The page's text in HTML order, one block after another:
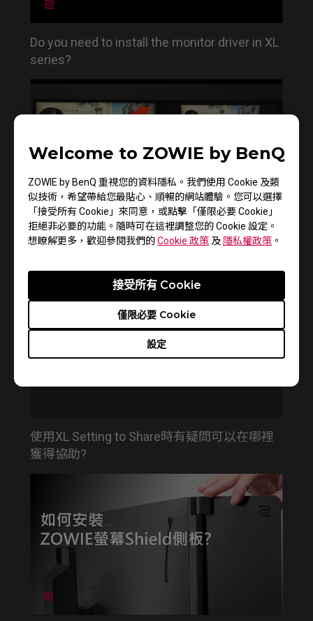
Welcome to ZOWIE by BenQ
ZOWIE by BenQ 重視您的資料隱私。我們使用 Cookie 及類
似技術，希望帶給您最貼心、順暢的網站體驗。您可以選擇
「接受所有 Cookie」來同意，或點擊「僅限必要 Cookie」
拒絕非必要的功能。隨時可在這裡調整您的 Cookie 設定。
想瞭解更多，歡迎參閱我們的Cookie 政策 及 隱私權政策 。
設定
僅限必要 Cookie
接受所有 Cookie
Do you need to install the monitor driver in XL
series?
How to get CSGO 4:3 resolution with black
使用XL Setting to Share時有疑問可以在哪裡
獲得協助?